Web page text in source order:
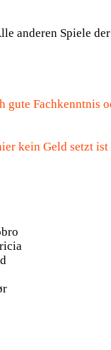
anderen Spiele der
gute Fachkenntnis
kein Geld setzt